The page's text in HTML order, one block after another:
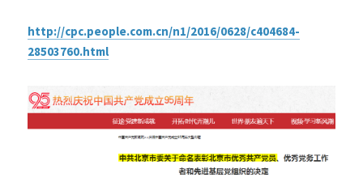
http://cpc.people.com.cn/n1/2016/0628/c404684-
28503760.html